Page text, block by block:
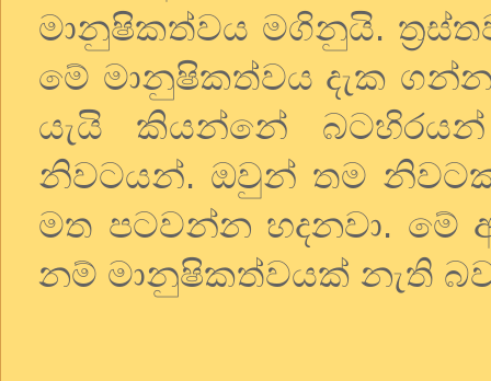
මානුෂිකත්වය මගිනුයි.
මේ මානුෂිකත්වය දැක
යැයි කියන්නේ
නිවටයන්. ඔවුන් තම
මත පටවන්න හදනවා. මේ
නම් මානුෂිකත්වයක් නැති